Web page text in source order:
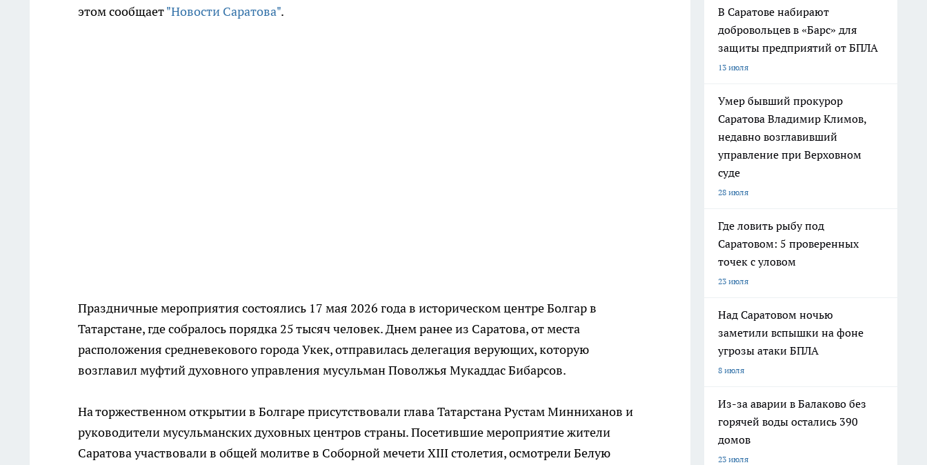
этом сообщает"Новости Саратова".
Праздничные мероприятия состоялись 17 мая 2026 года в историческом центре Болгар в
Татарстане, где собралось порядка 25 тысяч человек. Днем ранее из Саратова, от места
расположения средневекового города Укек, отправилась делегация верующих, которую
возглавил муфтий духовного управления мусульман Поволжья Мукаддас Бибарсов.
На торжественном открытии в Болгаре присутствовали глава Татарстана Рустам Минниханов и
руководители мусульманских духовных центров страны. Посетившие мероприятие жители
Саратова участвовали в общей молитве в Соборной мечети XIII столетия, осмотрели Белую
В Саратове набирают
добровольцев в «Барс» для
защиты предприятий от БПЛА
13 июля
Умер бывший прокурор
Саратова Владимир Климов,
недавно возглавивший
управление при Верховном
суде
28 июля
Где ловить рыбу под
Саратовом: 5 проверенных
точек с уловом
23 июля
Над Саратовом ночью
заметили вспышки на фоне
угрозы атаки БПЛА
8 июля
Из-за аварии в Балаково без
горячей воды остались 390
домов
23 июля